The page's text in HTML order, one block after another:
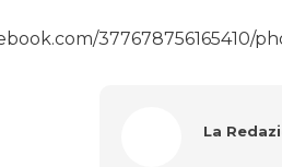
377678756165410/
La